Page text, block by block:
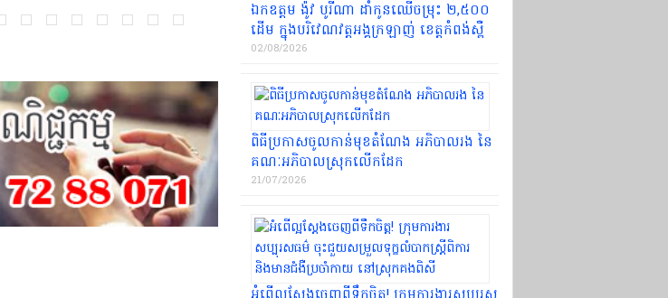
ឯកឧត្តម ង៉ូវ បូរី​ណា ដាំ​កូន​ឈើ​ចម្រុះ ២,៥០០​
ដើម ក្នុង​បរិវេណ​វត្ត​អង្គ​ក្រឡាញ់ ខេត្ត​កំពង់ស្ពឺ​
02/08/2026
ពិធី​ប្រកាស​ចូល​កាន់​មុខតំណែង អភិបាលរង នៃ​
គណៈ​អភិបាល​ស្រុក​លើកដែក​
21/07/2026